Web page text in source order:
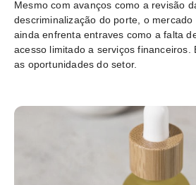
Mesmo com avanços como a revisão
descriminalização do porte, o
ainda enfrenta entraves como a falta
acesso limitado a serviços financeiros.
as oportunidades do setor.